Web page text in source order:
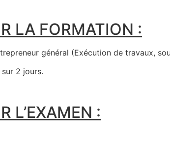
LA FORMATION :
général (Exécution de travaux,
2 jours.
L’EXAMEN :